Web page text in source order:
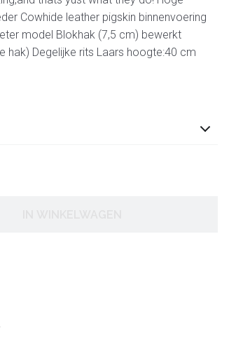
Cowhide leather pigskin binnenvoering
model Blokhak (7,5 cm) bewerkt
hak) Degelijke rits Laars hoogte:40 cm